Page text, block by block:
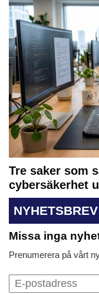
Tre saker som
cybersäkerhet
NYHETSBREV
Missa inga
Prenumerera på vårt